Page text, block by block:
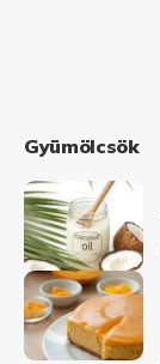
Gyümölcsök